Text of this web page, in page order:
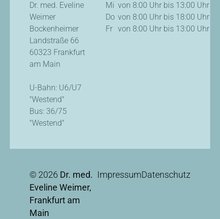
Dr. med. Eveline
Weimer
Bockenheimer
Landstraße 66
60323 Frankfurt
am Main
U-Bahn: U6/U7
"Westend"
Bus: 36/75
"Westend"
Mi von 8:00 Uhr bis 13:00 Uhr
Do von 8:00 Uhr bis 18:00 Uhr
Fr von 8:00 Uhr bis 13:00 Uhr
© 2026 Dr. med.
Eveline Weimer,
Frankfurt am
Main
ImpressumDatenschutz